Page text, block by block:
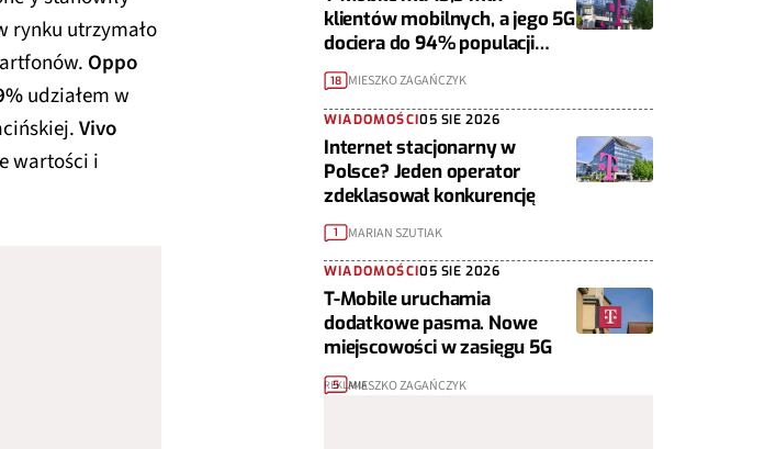
rynku utrzymało
Oppo
udziałem w
Vivo
wartości i
klientów mobilnych, a jego 5G
dociera do 94% populacji
Polski
18 MIESZKO ZAGAŃCZYK
WIADOMOŚCI05 SIE 2026
Internet stacjonarny w
Polsce? Jeden operator
zdeklasował konkurencję
1 MARIAN SZUTIAK
WIADOMOŚCI05 SIE 2026
T-Mobile uruchamia
dodatkowe pasma. Nowe
miejscowości w zasięgu 5G
5 MIESZKO ZAGAŃCZYK